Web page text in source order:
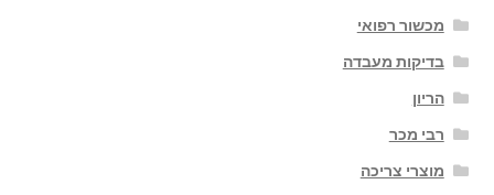
מכשור רפואי
בדיקות מעבדה
הריון
רבי מכר
מוצרי צריכה